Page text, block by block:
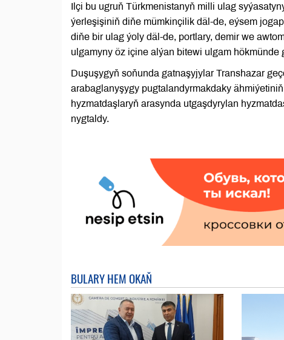
Ilçi bu ugruň Türkmenistanyň milli ulag
ýerleşişiniň diňe mümkinçilik däl-de, eýsem
diňe bir ulag ýoly däl-de, portlary, demir we
ulgamyny öz içine alýan bitewi ulgam hökmünde
Duşuşygyň soňunda gatnaşyjylar Transhazar
arabaglanyşygy pugtalandyrmakdaky
hyzmatdaşlaryň arasynda utgaşdyrylan
nygtaldy.
BULARY HEM OKAŇ